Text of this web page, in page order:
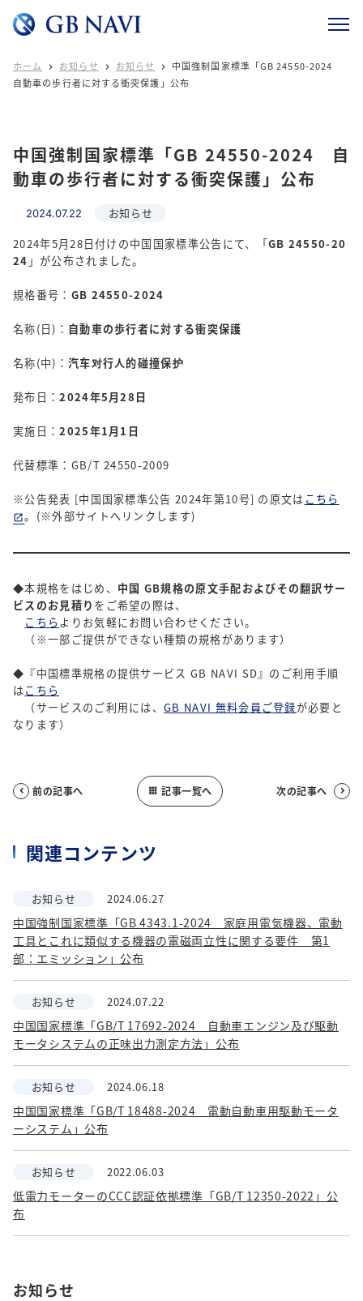
ホーム  お知らせ  お知らせ 
中国強制国家標準「GB 24550-2024
自動車の歩行者に対する衝突保護」公布
中国強制国家標準「GB 24550-2024 自
動車の歩行者に対する衝突保護」公布
2024.07.22
お知らせ
2024年5月28日付けの中国国家標準公告にて、「GB 24550-20
24 」が公布されました。
規格番号： GB 24550-2024
名称(日)： 自動車の歩行者に対する衝突保護
名称(中)： 汽车对行人的碰撞保护
発布日：2024年5月28日
実施日：2025年1月1日
代替標準：GB/T 24550-2009
※公告発表 [中国国家標準公告 2024年第10号] の原文は こちら
。(※外部サイトへリンクします)
◆本規格をはじめ、 中国 GB規格の原文手配およびその翻訳サー
ビスのお見積り をご希望の際は、
こちら よりお気軽にお問い合わせください。
（※一部ご提供ができない種類の規格があります）
◆『中国標準規格の提供サービス GB NAVI SD』のご利用手順
はこちら
（サービスのご利用には、GB NAVI 無料会員ご登録が必要と
なります）
 前の記事へ  記事一覧へ 次の記事へ 
関連コンテンツ
お知らせ 2024.06.27
中国強制国家標準「GB 4343.1-2024 家庭用電気機器、電動
工具とこれに類似する機器の電磁両立性に関する要件 第1
部：エミッション」公布
お知らせ 2024.07.22
中国国家標準「GB/T 17692-2024 自動車エンジン及び駆動
モータシステムの正味出力測定方法」公布
お知らせ 2024.06.18
中国国家標準「GB/T 18488-2024 電動自動車用駆動モータ
ーシステム」公布
お知らせ 2022.06.03
低電力モーターのCCC認証依拠標準「GB/T 12350-2022」公
布
お知らせ